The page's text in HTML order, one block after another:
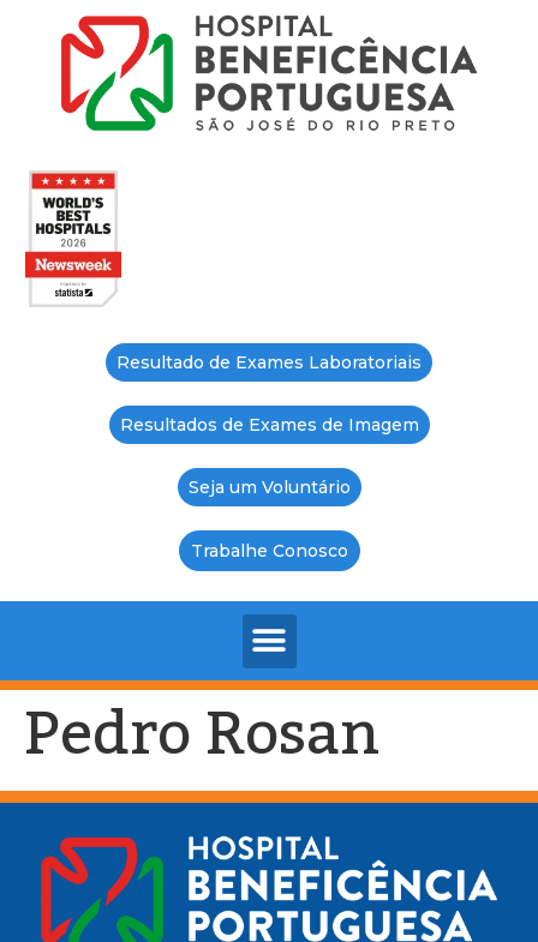
Resultado de Exames Laboratoriais
Resultados de Exames de Imagem
Seja um Voluntário
Trabalhe Conosco
Pedro Rosan